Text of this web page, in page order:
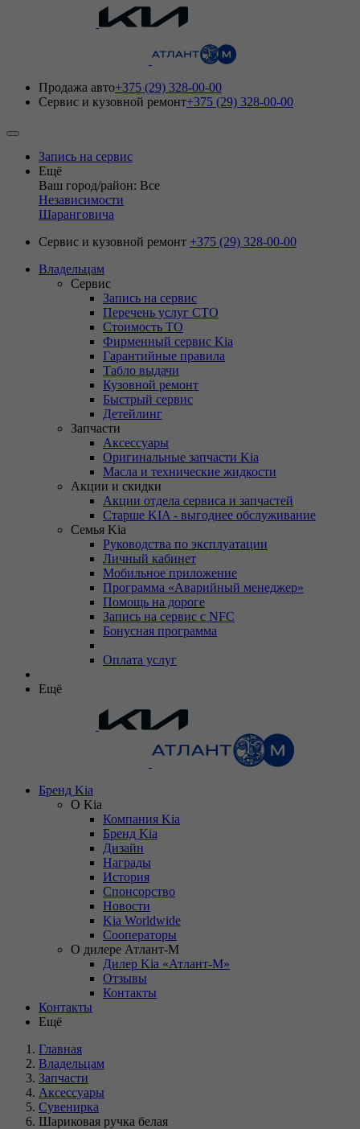
Продажа авто+375 (29) 328-00-00
Сервис и кузовной ремонт+375 (29) 328-00-00
Запись на сервис
Ещё
Ваш город/район: Все
Независимости
Шаранговича
Сервис и кузовной ремонт +375 (29) 328-00-00
Владельцам
Сервис
Запись на сервис
Перечень услуг СТО
Стоимость ТО
Фирменный сервис Kia
Гарантийные правила
Табло выдачи
Кузовной ремонт
Быстрый сервис
Детейлинг
Запчасти
Аксессуары
Оригинальные запчасти Kia
Масла и технические жидкости
Акции и скидки
Акции отдела сервиса и запчастей
Старше KIA - выгоднее обслуживание
Семья Kia
Руководства по эксплуатации
Личный кабинет
Мобильное приложение
Программа «Аварийный менеджер»
Помощь на дороге
Запись на сервис с NFC
Бонусная программа
Оплата услуг
Ещё
Бренд Kia
О Kia
Компания Kia
Бренд Kia
Дизайн
Награды
История
Спонсорство
Новости
Kia Worldwide
Сооператоры
О дилере Атлант-М
Дилер Kia «Атлант-М»
Отзывы
Контакты
Контакты
Ещё
Главная
Владельцам
Запчасти
Аксессуары
Сувенирка
Шариковая ручка белая